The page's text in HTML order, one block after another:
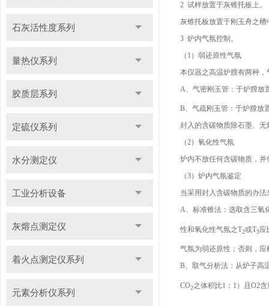
石灰活性度系列
量热仪系列
胶质层系列
定硫仪系列
水分测定仪
工业分析设备
灰熔点测定仪
着火点测定仪系列
元素分析仪系列
2 试样放置于灰锥托板上。
灰锥托板放置于刚玉舟之
3 炉内气氛控制。
（1）弱还原性气氛
本仪器之高温炉膛有两种
A、气密刚玉管：于炉膛放
B、气疏刚玉管：于炉膛放
封入的含碳物质除石墨、
（2）氧化性气氛
炉内不放任何含碳物质，
（3）炉内气氛鉴定
当采用封入含碳物质的办
A、标准锥法：选取含三氧
性和氧化性气氛之T2或T3应
气氛为弱还原性；否则，
B、取气分析法：从炉子高
CO2之体积比1：1）且O2